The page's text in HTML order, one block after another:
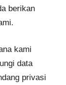
berikan
kami
data
privasi